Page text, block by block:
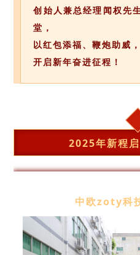
创始人兼总经理闻权先
堂，
以红包添福、鞭炮助威，
开启新年奋进征程！
2025年新程
中欧zoty科